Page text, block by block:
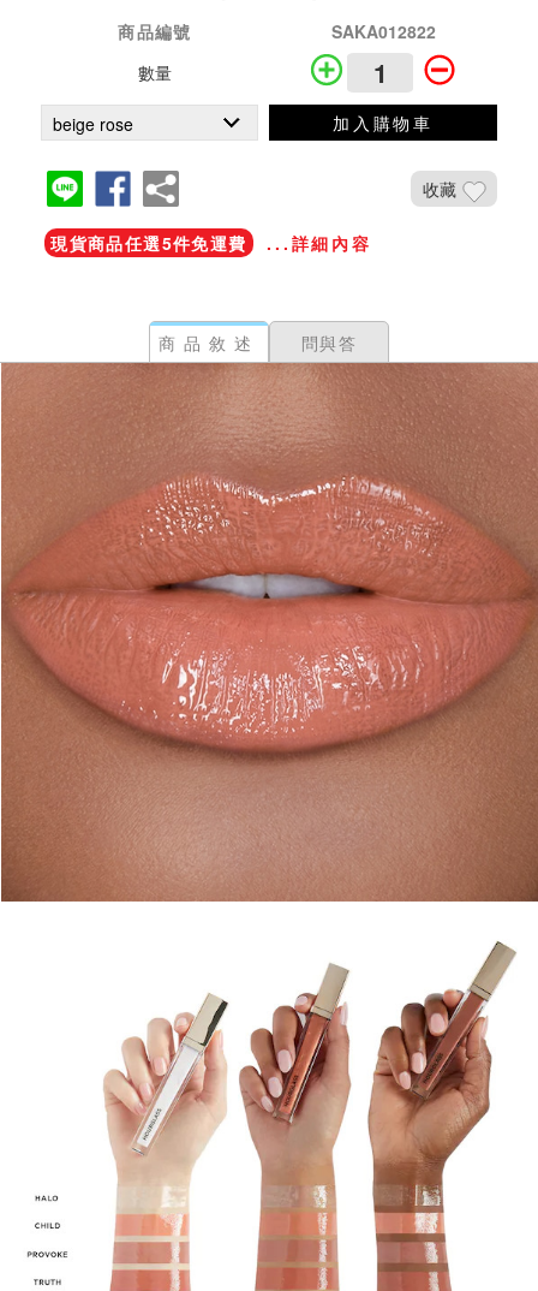
商品編號
SAKA012822
數量
加入購物車
收藏
現貨商品任選5件免運費 ...詳細內容
商品敘述 問與答